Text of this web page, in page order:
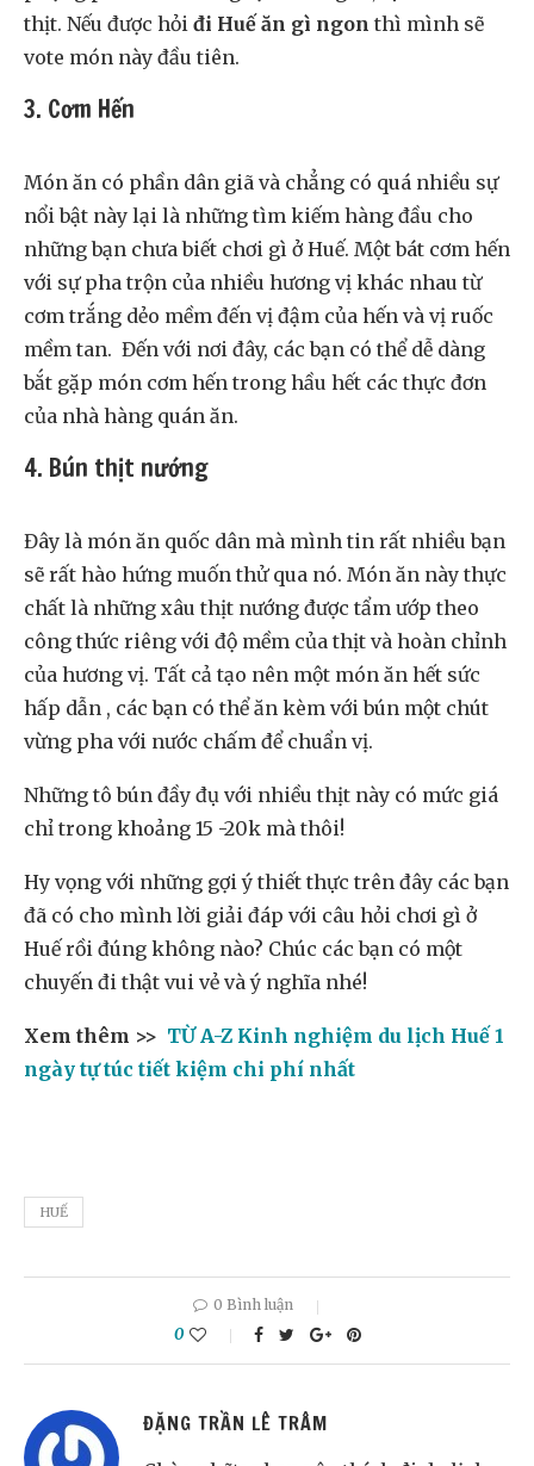
thịt. Nếu được hỏi đi Huế ăn gì ngon thì mình sẽ
vote món này đầu tiên.
3. Cơm Hến
Món ăn có phần dân giã và chẳng có quá nhiều sự
nổi bật này lại là những tìm kiếm hàng đầu cho
những bạn chưa biết chơi gì ở Huế. Một bát cơm hến
với sự pha trộn của nhiều hương vị khác nhau từ
cơm trắng dẻo mềm đến vị đậm của hến và vị ruốc
mềm tan. Đến với nơi đây, các bạn có thể dễ dàng
bắt gặp món cơm hến trong hầu hết các thực đơn
của nhà hàng quán ăn.
4. Bún thịt nướng
Đây là món ăn quốc dân mà mình tin rất nhiều bạn
sẽ rất hào hứng muốn thử qua nó. Món ăn này thực
chất là những xâu thịt nướng được tẩm ướp theo
công thức riêng với độ mềm của thịt và hoàn chỉnh
của hương vị. Tất cả tạo nên một món ăn hết sức
hấp dẫn , các bạn có thể ăn kèm với bún một chút
vừng pha với nước chấm để chuẩn vị.
Những tô bún đầy đụ với nhiều thịt này có mức giá
chỉ trong khoảng 15 -20k mà thôi!
Hy vọng với những gợi ý thiết thực trên đây các bạn
đã có cho mình lời giải đáp với câu hỏi chơi gì ở
Huế rồi đúng không nào? Chúc các bạn có một
chuyến đi thật vui vẻ và ý nghĩa nhé!
Xem thêm >> TỪ A-Z Kinh nghiệm du lịch Huế 1
ngày tự túc tiết kiệm chi phí nhất
HUẾ
0 Bình luận
0
ĐẶNG TRẦN LÊ TRÂM